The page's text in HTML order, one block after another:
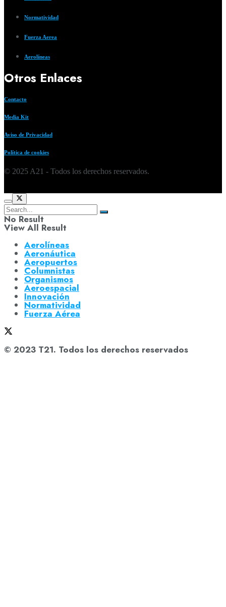
Normatividad
Fuerza Aerea
Aerolíneas
Otros Enlaces
Contacto
Media Kit
Aviso de Privacidad
Política de cookies
© 2025 A21 - Todos los derechos reservados.
No Result
View All Result
Aerolíneas
Aeronáutica
Aeropuertos
Columnistas
Organismos
Aeroespacial
Innovación
Normatividad
Fuerza Aérea
© 2023 T21. Todos los derechos reservados